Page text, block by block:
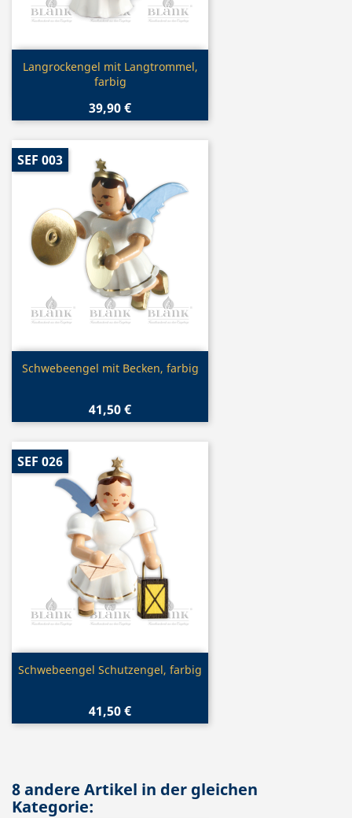
Vorschau
Langrockengel mit Langtrommel,
farbig
39,90 €
Vorschau
Schwebeengel mit Becken, farbig
41,50 €
SEF 003
Vorschau
Schwebeengel Schutzengel, farbig
41,50 €
SEF 026
8 andere Artikel in der gleichen
Kategorie: